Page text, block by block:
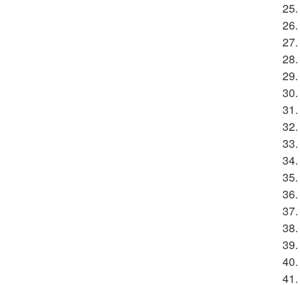
25.
26.
27.
28.
29.
30.
31.
32.
33.
34.
35.
36.
37.
38.
39.
40.
41.